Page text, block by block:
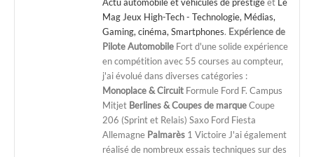
Mag Jeux High-Tech - Technologie, Médias,
Gaming, cinéma, Smartphones. Expérience de
Pilote Automobile Fort d'une solide expérience
en compétition avec 55 courses au compteur,
j'ai évolué dans diverses catégories :
Monoplace & Circuit Formule Ford F. Campus
Mitjet Berlines & Coupes de marqueCoupe
206 (Sprint et Relais) Saxo Ford Fiesta
Allemagne Palmarès 1 Victoire J'ai également
réalisé de nombreux essais techniques sur des